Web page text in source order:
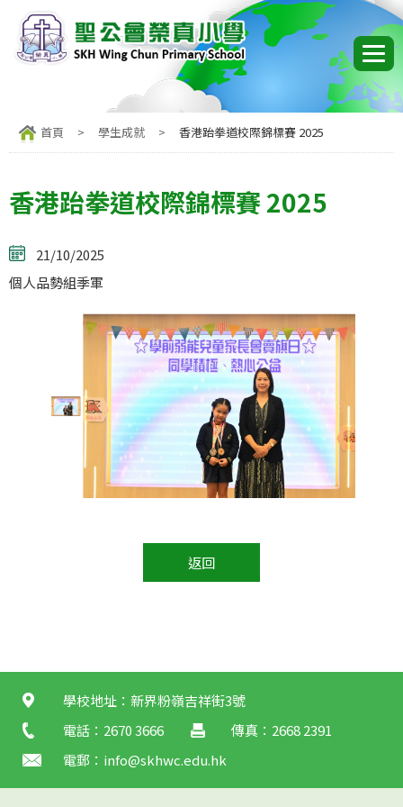
首頁 > 學生成就 > 香港跆拳道校際錦標賽 2025
香港跆拳道校際錦標賽 2025
21/10/2025
個人品勢組季軍
返回
學校地址：新界粉嶺吉祥街3號
電話：2670 3666
傳真：2668 2391
電郵： info@skhwc.edu.hk